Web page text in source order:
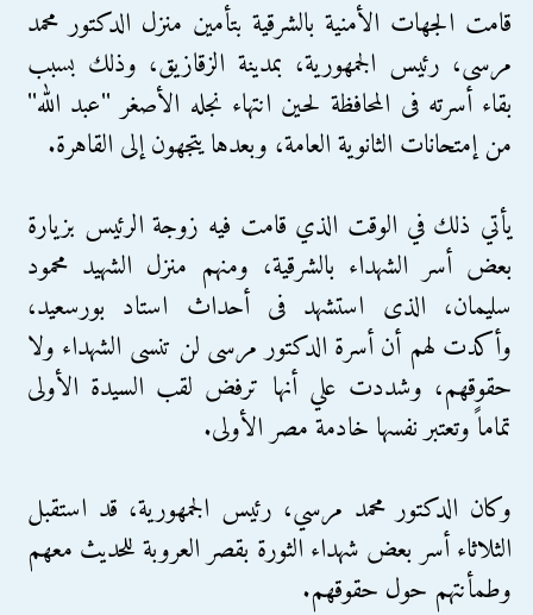
قامت الجهات الأمنية بالشرقية بتأمين منزل الدكتور محمد
مرسى، رئيس الجمهورية، بمدينة الزقازيق، وذلك بسبب
بقاء أسرته فى المحافظة لحين انتهاء نجله الأصغر ''عبد الله''
من إمتحانات الثانوية العامة، وبعدها يتجهون إلى القاهرة.
يأتي ذلك في الوقت الذي قامت فيه زوجة الرئيس بزيارة
بعض أسر الشهداء بالشرقية، ومنهم منزل الشهيد محمود
سليمان، الذى استشهد فى أحداث استاد بورسعيد،
وأكدت لهم أن أسرة الدكتور مرسى لن تنسى الشهداء ولا
حقوقهم، وشددت علي أنها ترفض لقب السيدة الأولى
تماماً وتعتبر نفسها خادمة مصر الأولى.
وكان الدكتور محمد مرسي، رئيس الجمهورية، قد استقبل
الثلاثاء أسر بعض شهداء الثورة بقصر العروبة للحديث معهم
وطمأنتهم حول حقوقهم.